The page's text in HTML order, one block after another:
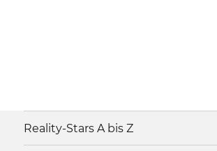
Reality-Stars A bis Z